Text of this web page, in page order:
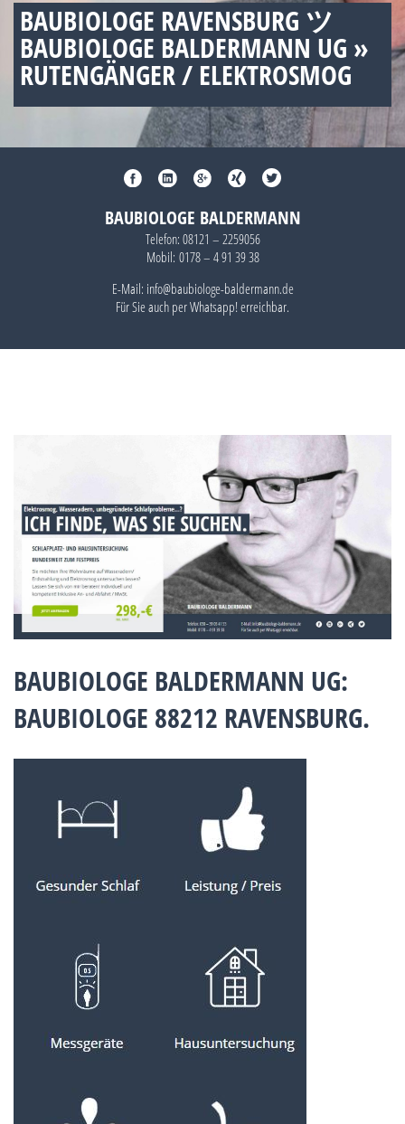
BAUBIOLOGE RAVENSBURG ツ
BAUBIOLOGE BALDERMANN UG »
RUTENGÄNGER / ELEKTROSMOG
BAUBIOLOGE BALDERMANN
Telefon: 08121 – 2259056
Mobil: 0178 – 4 91 39 38
E-Mail: info@baubiologe-baldermann.de
Für Sie auch perWhatsapp!erreichbar.
BAUBIOLOGE BALDERMANN UG:
BAUBIOLOGE 88212 RAVENSBURG.